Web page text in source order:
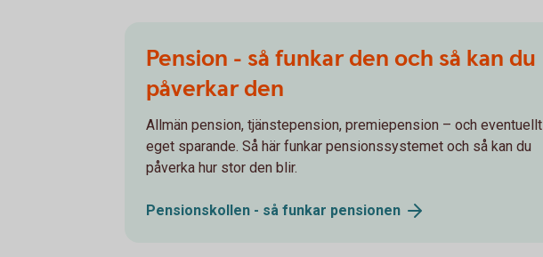
Pension - så funkar den och så kan du
påverkar den
Allmän pension, tjänstepension, premiepension – och eventuellt
eget sparande. Så här funkar pensionssystemet och så kan du
påverka hur stor den blir.
Pensionskollen - så funkar pensionen